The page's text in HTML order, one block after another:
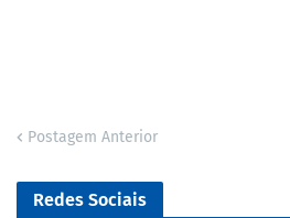
Postagem Anterior
Redes Sociais